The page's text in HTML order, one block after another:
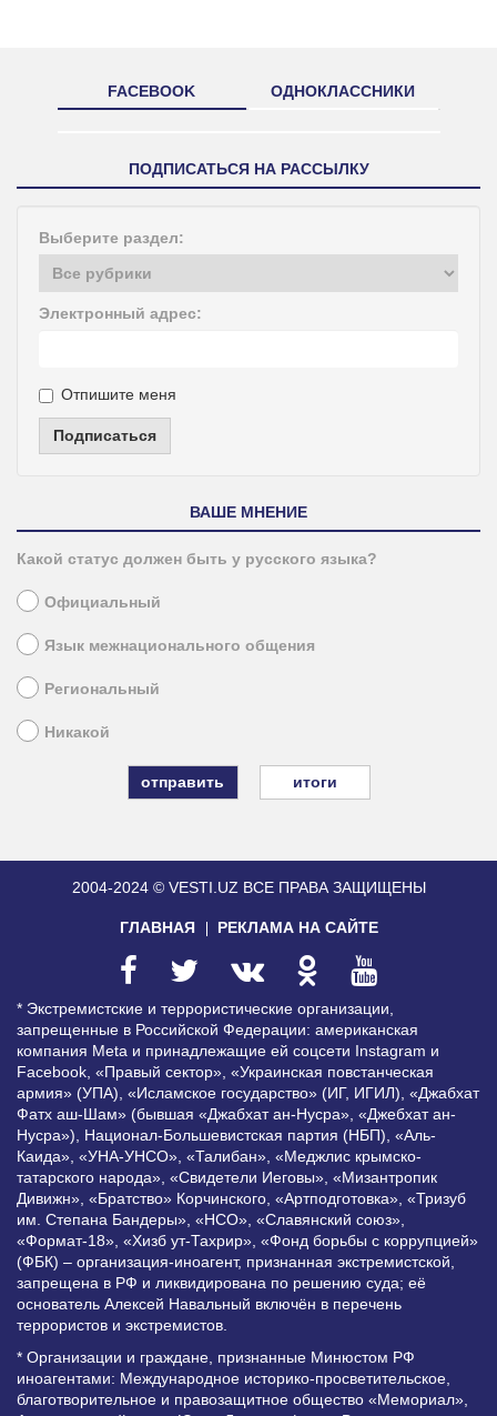
FACEBOOK ОДНОКЛАССНИКИ
ПОДПИСАТЬСЯ НА РАССЫЛКУ
Выберите раздел:
Электронный адрес:
Отпишите меня
Подписаться
ВАШЕ МНЕНИЕ
Какой статус должен быть у русского языка?
Официальный
Язык межнационального общения
Региональный
Никакой
итоги
2004-2024 © VESTI.UZ ВСЕ ПРАВА ЗАЩИЩЕНЫ
ГЛАВНАЯ РЕКЛАМА НА САЙТЕ
* Экстремистские и террористические организации,
запрещенные в Российской Федерации: американская
компания Meta и принадлежащие ей соцсети Instagram и
Facebook, «Правый сектор», «Украинская повстанческая
армия» (УПА), «Исламское государство» (ИГ, ИГИЛ), «Джабхат
Фатх аш-Шам» (бывшая «Джабхат ан-Нусра», «Джебхат ан-
Нусра»), Национал-Большевистская партия (НБП), «Аль-
Каида», «УНА-УНСО», «Талибан», «Меджлис крымско-
татарского народа», «Свидетели Иеговы», «Мизантропик
Дивижн», «Братство» Корчинского, «Артподготовка», «Тризуб
им. Степана Бандеры», «НСО», «Славянский союз»,
«Формат-18», «Хизб ут-Тахрир», «Фонд борьбы с коррупцией»
(ФБК) – организация-иноагент, признанная экстремистской,
запрещена в РФ и ликвидирована по решению суда; её
основатель Алексей Навальный включён в перечень
террористов и экстремистов.
* Организации и граждане, признанные Минюстом РФ
иноагентами: Международное историко-просветительское,
благотворительное и правозащитное общество «Мемориал»,